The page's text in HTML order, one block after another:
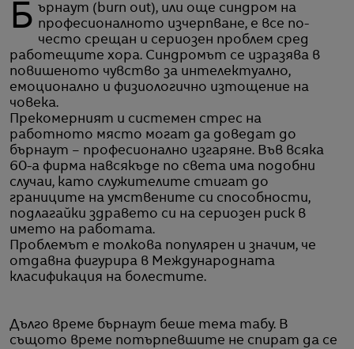
Бърнаут (burn out), или още синдром на професионалното изчерпване, е все по-
често срещан и сериозен проблем сред
работещите хора. Синдромът се изразява в
повишеното чувство за интелектуално,
емоционално и физиологично изтощение на
човека.
Прекомерният и системен стрес на
работното място могат да доведат до
бърнаут – професионално изгаряне. Във всяка
60-а фирма навсякъде по света има подобни
случаи, като служителите стигат до
границите на умствените си способности,
подлагайки здравето си на сериозен риск в
името на работата.
Проблемът е толкова популярен и значим, че
отдавна фигурира в Международната
класификация на болестите.
Дълго време бърнаут беше тема табу. В
същото време потърпевшите не спират да се